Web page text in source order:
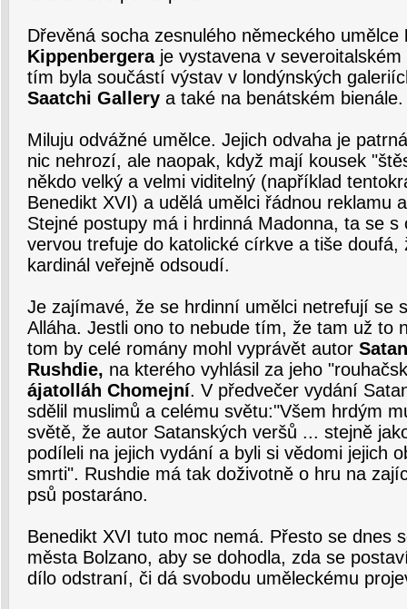
Dřevěná socha zesnulého německého umělce
Kippenbergeraje vystavena v
tím byla součástí výstav v londýnských
Saatchi Gallery a také na benátském bienále.
Miluju odvážné umělce. Jejich odvaha je
nic nehrozí, ale naopak, když mají kousek
někdo velký a velmi viditelný (například
Benedikt XVI) a udělá umělci řádnou reklamu
Stejné postupy má i hrdinná Madonna, ta se
vervou trefuje do katolické církve a tiše doufá,
kardinál veřejně odsoudí.
Je zajímavé, že se hrdinní umělci netrefují se
Alláha. Jestli ono to nebude tím, že tam už to
tom by celé romány mohl vyprávět autor
Rushdie, na kterého vyhlásil za jeho
ájatolláh Chomejní. V předvečer vydání
sdělil muslimů a celému světu:"Všem hrdým
světě, že autor Satanských veršů ... stejně
podíleli na jejich vydání a byli si vědomi jejich
smrti". Rushdie má tak doživotně o hru na
psů postaráno.
Benedikt XVI tuto moc nemá. Přesto se dnes
města Bolzano, aby se dohodla, zda se
dílo odstraní, či dá svobodu uměleckému